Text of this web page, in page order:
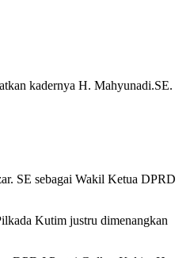
kadernya H. Mahyunadi.SE.
SE sebagai Wakil Ketua DPRD
Kutim justru dimenangkan